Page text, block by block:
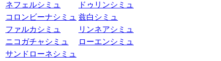
ネフェルシミュ
ドゥリンシミュ
コロンビーナシミュ 兹白シミュ
ファルカシミュ
リンネアシミュ
ニコガチャシミュ
ローエンシミュ
サンドローネシミュ